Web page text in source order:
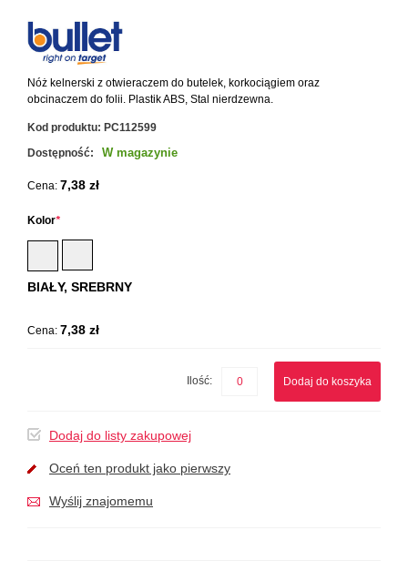
Nóż kelnerski z otwieraczem do butelek, korkociągiem oraz
obcinaczem do folii. Plastik ABS, Stal nierdzewna.
Kod produktu: PC112599
Dostępność:
W magazynie
Cena: 7,38 zł
*
Kolor
BIAŁY, SREBRNY
Cena: 7,38 zł
Ilość: Dodaj do koszyka
Dodaj do listy zakupowej
Oceń ten produkt jako pierwszy
Wyślij znajomemu